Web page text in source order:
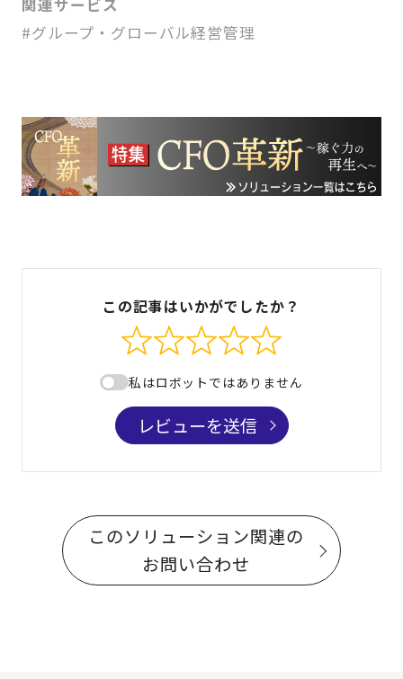
関連サービス
#グループ・グローバル経営管理
この記事はいかがでしたか？
私はロボットではありません
レビューを送信
このソリューション関連の
お問い合わせ